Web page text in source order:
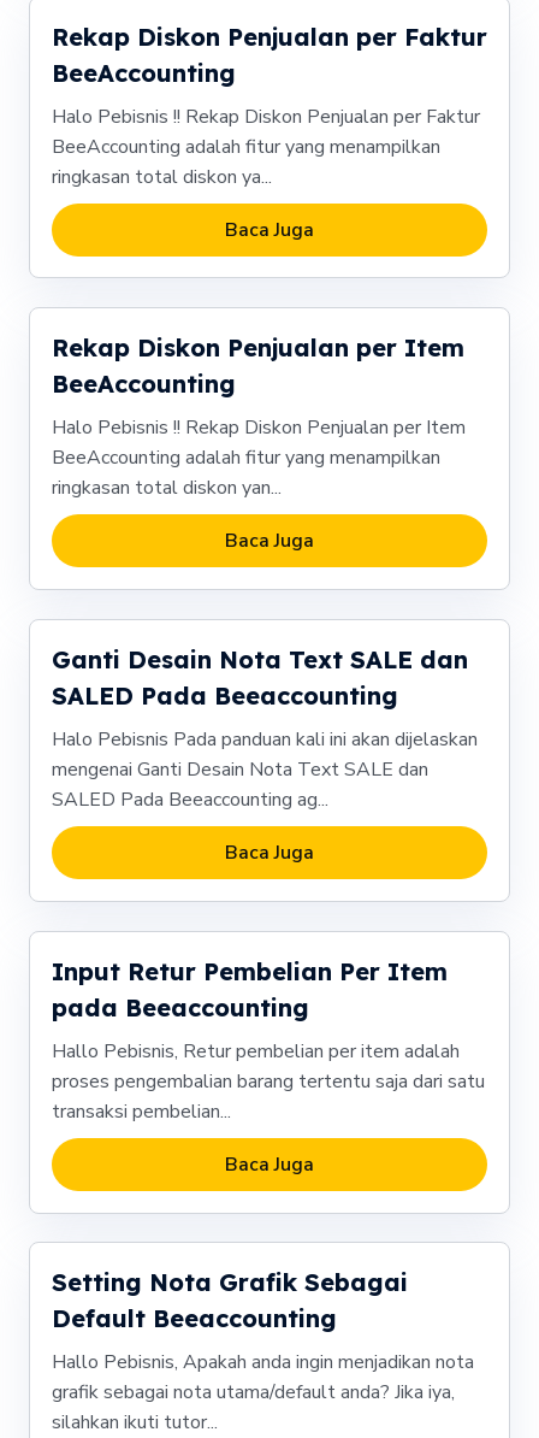
Rekap Diskon Penjualan per Faktur
BeeAccounting
Halo Pebisnis !! Rekap Diskon Penjualan per Faktur
BeeAccounting adalah fitur yang menampilkan
ringkasan total diskon ya...
Baca Juga
Rekap Diskon Penjualan per Item
BeeAccounting
Halo Pebisnis !! Rekap Diskon Penjualan per Item
BeeAccounting adalah fitur yang menampilkan
ringkasan total diskon yan...
Baca Juga
Ganti Desain Nota Text SALE dan
SALED Pada Beeaccounting
Halo Pebisnis Pada panduan kali ini akan dijelaskan
mengenai Ganti Desain Nota Text SALE dan
SALED Pada Beeaccounting ag...
Baca Juga
Input Retur Pembelian Per Item
pada Beeaccounting
Hallo Pebisnis, Retur pembelian per item adalah
proses pengembalian barang tertentu saja dari satu
transaksi pembelian...
Baca Juga
Setting Nota Grafik Sebagai
Default Beeaccounting
Hallo Pebisnis, Apakah anda ingin menjadikan nota
grafik sebagai nota utama/default anda? Jika iya,
silahkan ikuti tutor...